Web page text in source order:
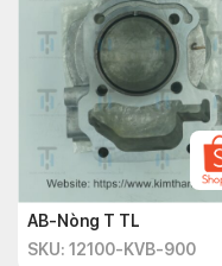
AB-Nòng T TL
SKU: 12100-KVB-900